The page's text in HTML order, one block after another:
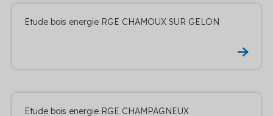
Etude bois energie RGE CHAMOUX SUR GELON
Etude bois energie RGE CHAMPAGNEUX